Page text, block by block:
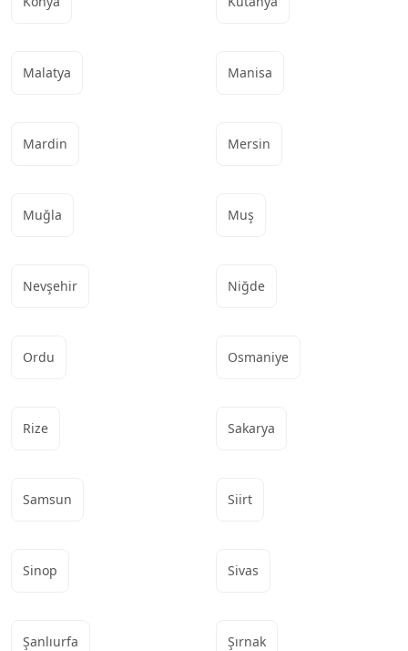
Malatya Manisa
Mardin Mersin
Muğla Muş
Nevşehir Niğde
Ordu Osmaniye
Rize Sakarya
Samsun Siirt
Sinop Sivas
Şanlıurfa Şırnak